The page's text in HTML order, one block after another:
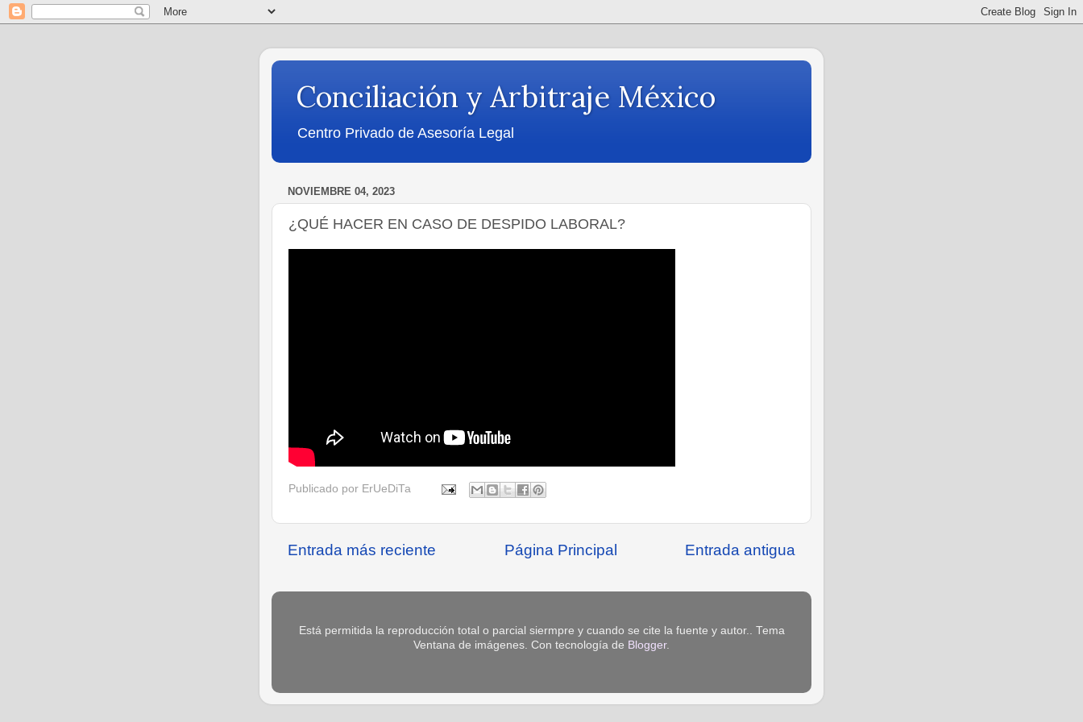
Conciliación y Arbitraje México
Centro Privado de Asesoría Legal
NOVIEMBRE 04, 2023
¿QUÉ HACER EN CASO DE DESPIDO LABORAL?
Publicado por ErUeDiTa
Entrada más reciente Entrada antigua
Página Principal
Está permitida la reproducción total o parcial siermpre y cuando se cite la fuente y autor.. Tema
Ventana de imágenes. Con tecnología de Blogger.